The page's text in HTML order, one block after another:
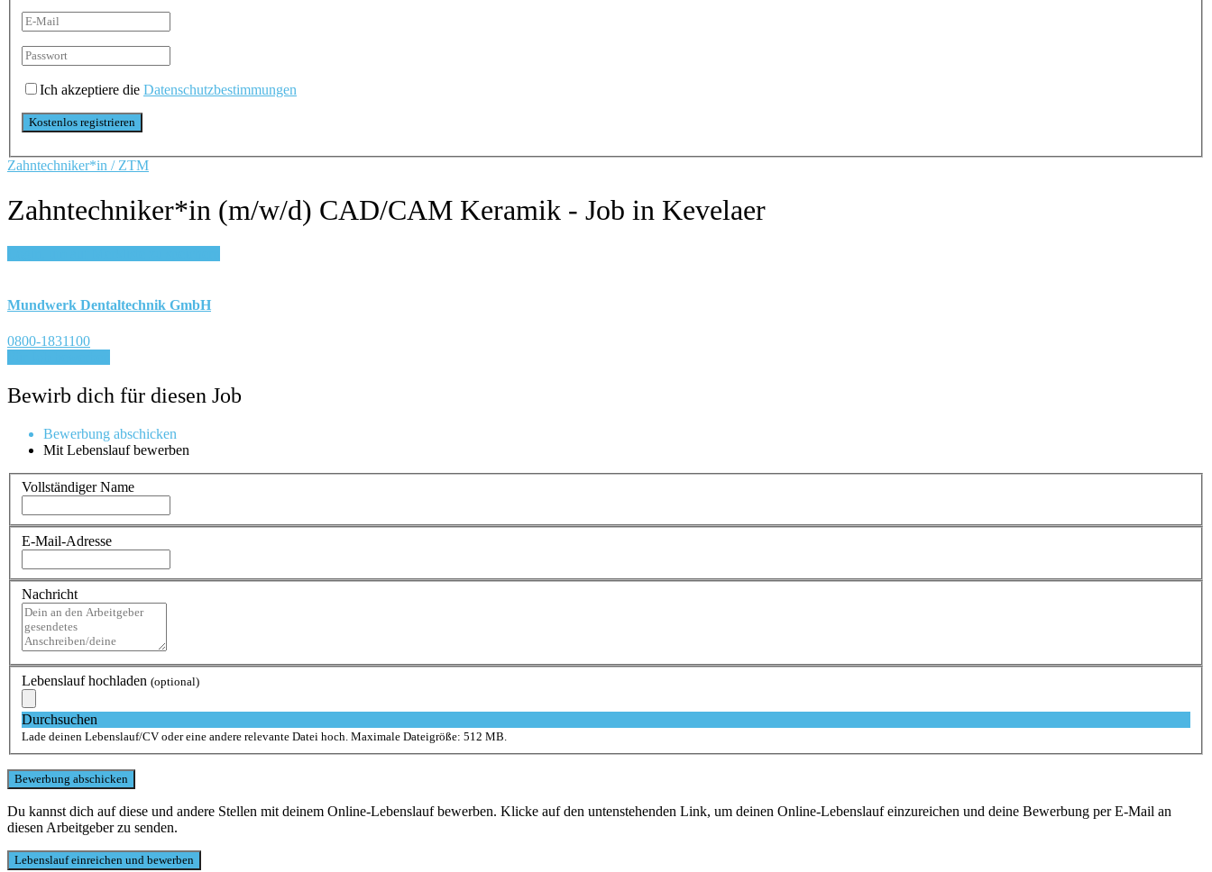
Ich akzeptiere die Datenschutzbestimmungen
Zahntechniker*in / ZTM
Zahntechniker*in (m/w/d) CAD/CAM Keramik - Job in Kevelaer
Mundwerk Dentaltechnik GmbH
0800-1831100
Bewirb dich für diesen Job
Bewerbung abschicken
Mit Lebenslauf bewerben
Vollständiger Name
E-Mail-Adresse
Nachricht
Lebenslauf hochladen (optional)
Durchsuchen
Lade deinen Lebenslauf/CV oder eine andere relevante Datei hoch. Maximale Dateigröße: 512 MB.
Du kannst dich auf diese und andere Stellen mit deinem Online-Lebenslauf bewerben. Klicke auf den untenstehenden Link, um deinen Online-Lebenslauf einzureichen und deine Bewerbung per E-Mail an
diesen Arbeitgeber zu senden.